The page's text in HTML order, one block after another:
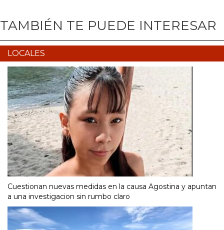
TAMBIÉN TE PUEDE INTERESAR
LOCALES
Cuestionan nuevas medidas en la causa Agostina y apuntan
a una investigacion sin rumbo claro